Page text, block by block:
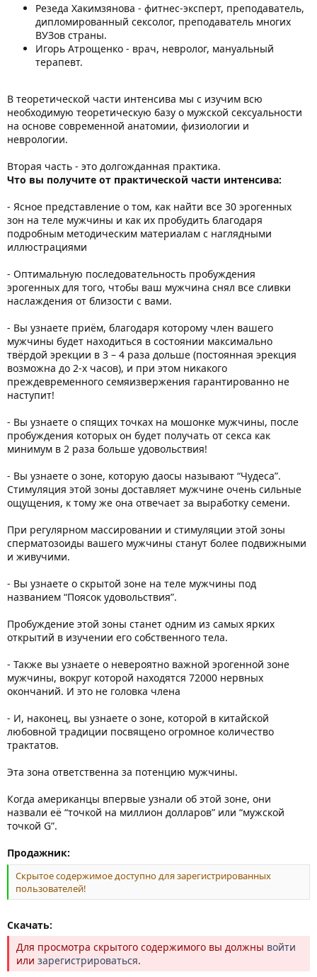
Резеда Хакимзянова - фитнес-эксперт, преподаватель,
дипломированный сексолог, преподаватель многих
ВУЗов страны.
Игорь Атрощенко - врач, невролог, мануальный
терапевт.
В теоретической части интенсива мы с изучим всю
необходимую теоретическую базу о мужской сексуальности
на основе современной анатомии, физиологии и
неврологии.
Вторая часть - это долгожданная практика.
Что вы получите от практической части интенсива:
- Ясное представление о том, как найти все 30 эрогенных
зон на теле мужчины и как их пробудить благодаря
подробным методическим материалам с наглядными
иллюстрациями
- Оптимальную последовательность пробуждения
эрогенных для того, чтобы ваш мужчина снял все сливки
наслаждения от близости с вами.
- Вы узнаете приём, благодаря которому член вашего
мужчины будет находиться в состоянии максимально
твёрдой эрекции в 3 – 4 раза дольше (постоянная эрекция
возможна до 2-х часов), и при этом никакого
преждевременного семяизвержения гарантированно не
наступит!
- Вы узнаете о спящих точках на мошонке мужчины, после
пробуждения которых он будет получать от секса как
минимум в 2 раза больше удовольствия!
- Вы узнаете о зоне, которую даосы называют “Чудеса”.
Стимуляция этой зоны доставляет мужчине очень сильные
ощущения, к тому же она отвечает за выработку семени.
При регулярном массировании и стимуляции этой зоны
сперматозоиды вашего мужчины станут более подвижными
и живучими.
- Вы узнаете о скрытой зоне на теле мужчины под
названием “Поясок удовольствия”.
Пробуждение этой зоны станет одним из самых ярких
открытий в изучении его собственного тела.
- Также вы узнаете о невероятно важной эрогенной зоне
мужчины, вокруг которой находятся 72000 нервных
окончаний. И это не головка члена
- И, наконец, вы узнаете о зоне, которой в китайской
любовной традиции посвящено огромное количество
трактатов.
Эта зона ответственна за потенцию мужчины.
Когда американцы впервые узнали об этой зоне, они
назвали её “точкой на миллион долларов” или “мужской
точкой G”.
Продажник:
Скрытое содержимое доступно для зарегистрированных
пользователей!
Скачать:
Для просмотра скрытого содержимого вы должны войти
или зарегистрироваться.